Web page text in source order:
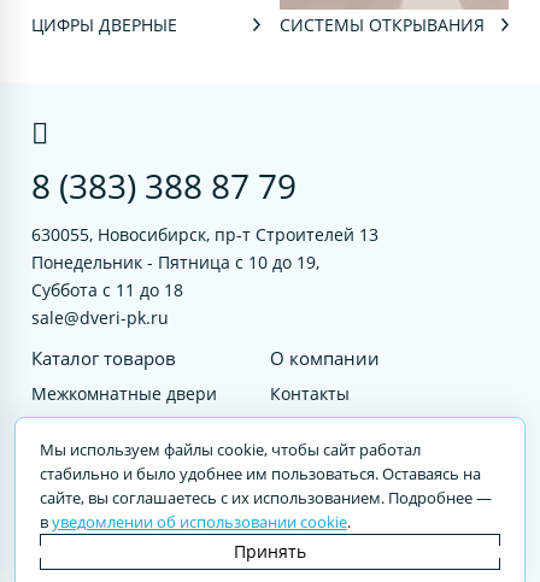
ЦИФРЫ ДВЕРНЫЕ СИСТЕМЫ ОТКРЫВАНИЯ
8 (383) 388 87 79
630055, Новосибирск, пр-т Строителей 13
Понедельник - Пятница с 10 до 19,
Суббота с 11 до 18
sale@dveri-pk.ru
Каталог товаров
Межкомнатные двери
Входные двери
Услуги
О компании
Контакты
© 2023 DVERI-PK.RU Авторские права защищены. Полное или частичное
воспроизведение материалов cайта без письменного разрешения —
запрещено.
Мы используем файлы cookie, чтобы сайт работал
стабильно и было удобнее им пользоваться. Оставаясь на
сайте, вы соглашаетесь с их использованием. Подробнее —
вуведомлении об использовании cookie.
Принять